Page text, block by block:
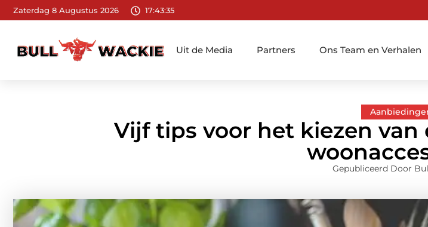
Zaterdag 8 Augustus 2026 17:43:37
Uit de Media Partners Ons Team en Verhalen
Vijf tips voor het kiezen
Gepubliceerd Door